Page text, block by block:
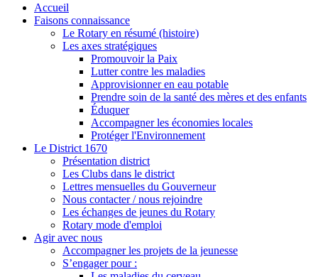
Accueil
Faisons connaissance
Le Rotary en résumé (histoire)
Les axes stratégiques
Promouvoir la Paix
Lutter contre les maladies
Approvisionner en eau potable
Prendre soin de la santé des mères et des enfants
Éduquer
Accompagner les économies locales
Protéger l'Environnement
Le District 1670
Présentation district
Les Clubs dans le district
Lettres mensuelles du Gouverneur
Nous contacter / nous rejoindre
Les échanges de jeunes du Rotary
Rotary mode d'emploi
Agir avec nous
Accompagner les projets de la jeunesse
S’engager pour :